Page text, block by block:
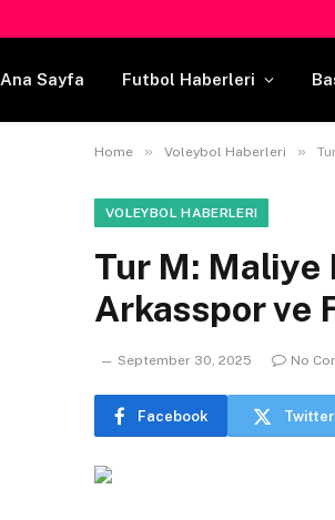
Ana Sayfa Futbol Haberleri
Home » Voleybol Haberleri »
VOLEYBOL HABERLERI
Tur M: Maliye
Arkasspor ve
September 30, 2025 No
Facebook Twitter